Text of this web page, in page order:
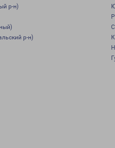
р-н)
р-н)